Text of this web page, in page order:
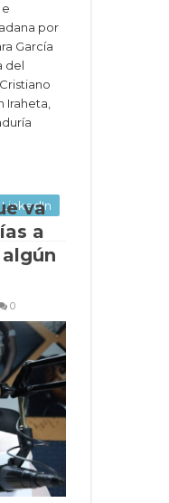
por
García
del
Iraheta,
LinkedIn
va
a
0